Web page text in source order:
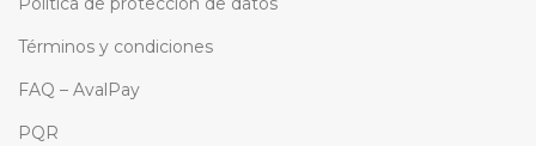
Términos y condiciones
FAQ – AvalPay
PQR